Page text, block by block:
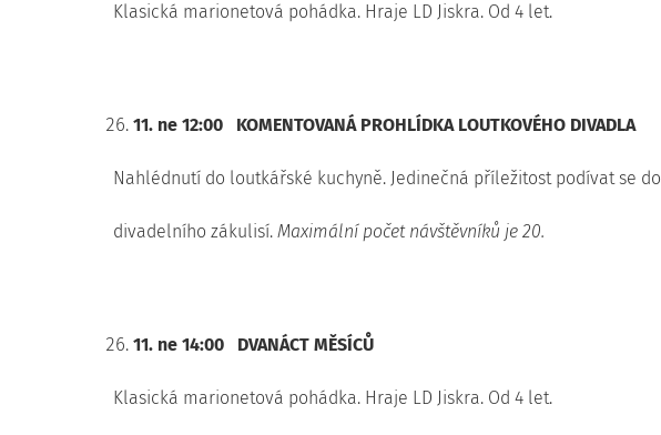
Klasická marionetová pohádka. Hraje LD Jiskra. Od 4 let.
11. ne 12:00 KOMENTOVANÁ PROHLÍDKA LOUTKOVÉHO DIVADLA
Nahlédnutí do loutkářské kuchyně. Jedinečná příležitost podívat se do
divadelního zákulisí. Maximální počet návštěvníků je 20.
11. ne 14:00 DVANÁCT MĚSÍCŮ
Klasická marionetová pohádka. Hraje LD Jiskra. Od 4 let.